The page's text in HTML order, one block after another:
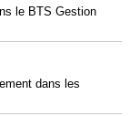
le BTS Gestion
dans les